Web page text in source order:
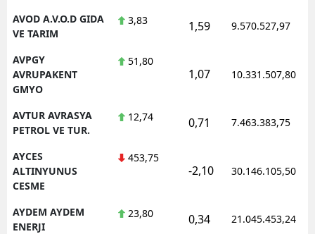
AVOD A.V.O.D GIDA
VE TARIM
3,83 1,59 9.570.527,97
AVPGY
AVRUPAKENT
GMYO
51,80
1,07 10.331.507,80
AVTUR AVRASYA
PETROL VE TUR.
12,74 0,71 7.463.383,75
AYCES
ALTINYUNUS
CESME
453,75
-2,10 30.146.105,50
AYDEM AYDEM
ENERJI
23,80 0,34 21.045.453,24